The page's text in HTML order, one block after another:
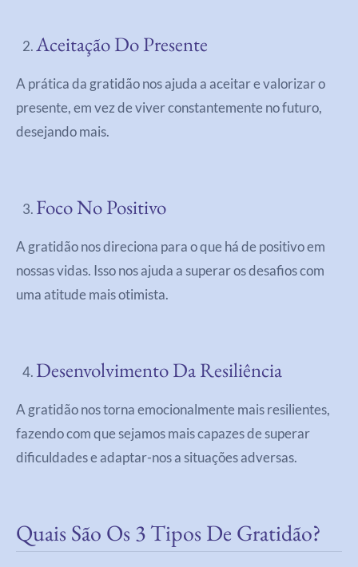
Aceitação Do Presente
A prática da gratidão nos ajuda a aceitar e valorizar o
presente, em vez de viver constantemente no futuro,
desejando mais.
Foco No Positivo
A gratidão nos direciona para o que há de positivo em
nossas vidas. Isso nos ajuda a superar os desafios com
uma atitude mais otimista.
Desenvolvimento Da Resiliência
A gratidão nos torna emocionalmente mais resilientes,
fazendo com que sejamos mais capazes de superar
dificuldades e adaptar-nos a situações adversas.
Quais São Os 3 Tipos De Gratidão?